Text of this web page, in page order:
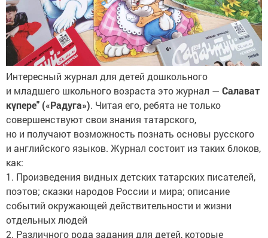
Интересный журнал для детей дошкольного
и младшего школьного возраста это журнал — Салават
күпере" («Радуга»). Читая его, ребята не только
совершенствуют свои знания татарского,
но и получают возможность познать основы русского
и английского языков. Журнал состоит из таких блоков,
как:
1. Произведения видных детских татарских писателей,
поэтов; сказки народов России и мира; описание
событий окружающей действительности и жизни
отдельных людей
2. Различного рода задания для детей, которые